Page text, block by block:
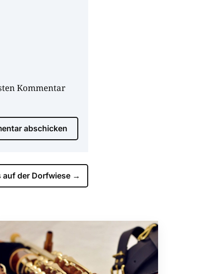
Kommentar
abschicken
auf der Dorfwiese →